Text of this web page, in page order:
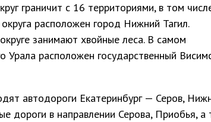
граничит с 16 территориями, в том
расположен город Нижний Тагил.
занимают хвойные леса. В самом
Урала расположен государственный
автодороги Екатеринбург — Серов,
дороги в направлении Серова, Приобья, а